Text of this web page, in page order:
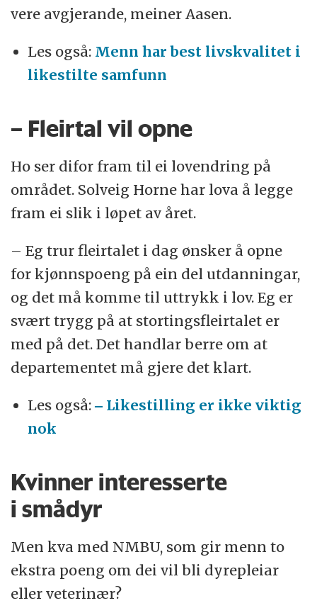
vere avgjerande, meiner Aasen.
Les også: Menn har best livskvalitet i
likestilte samfunn
– Fleirtal vil opne
Ho ser difor fram til ei lovendring på
området. Solveig Horne har lova å legge
fram ei slik i løpet av året.
– Eg trur fleirtalet i dag ønsker å opne
for kjønnspoeng på ein del utdanningar,
og det må komme til uttrykk i lov. Eg er
svært trygg på at stortingsfleirtalet er
med på det. Det handlar berre om at
departementet må gjere det klart.
Les også:‒ Likestilling er ikke viktig
nok
Kvinner interesserte
i smådyr
Men kva med NMBU, som gir menn to
ekstra poeng om dei vil bli dyrepleiar
eller veterinær?